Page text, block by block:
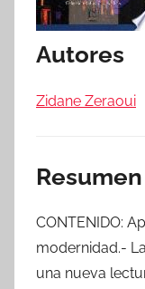
Autores
Zidane Zeraoui
CONTENIDO:
modernidad.-
una nueva